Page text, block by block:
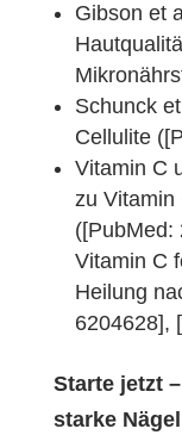
Gibson et
Schunck
Cellulite
Vitamin C
zu Vitamin
([PubMed:
Vitamin C
Heilung
6204628],
Starte jetzt
starke